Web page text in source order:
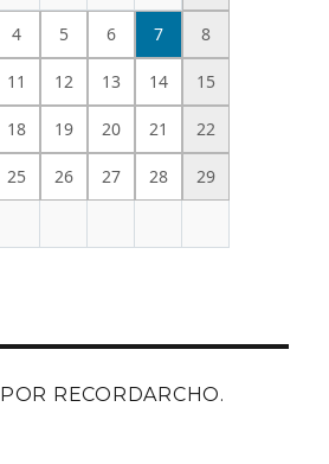
4 5 6 7 8
11 12 13 14 15
18 19 20 21 22
25 26 27 28 29
RECORDARCHO.